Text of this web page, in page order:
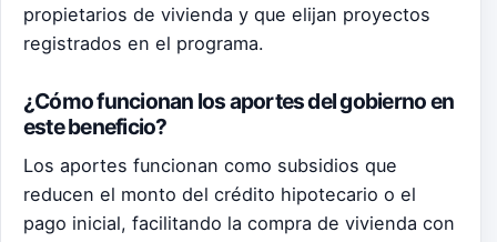
propietarios de vivienda y que elijan proyectos
registrados en el programa.
¿Cómo funcionan los aportes del gobierno en
este beneficio?
Los aportes funcionan como subsidios que
reducen el monto del crédito hipotecario o el
pago inicial, facilitando la compra de vivienda con